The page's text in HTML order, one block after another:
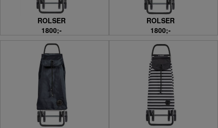
ROLSER
1800;-
ROLSER
1800;-